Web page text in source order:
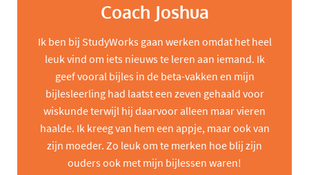
Coach Joshua
Ik ben bij StudyWorks gaan werken omdat het heel
leuk vind om iets nieuws te leren aan iemand. Ik
geef vooral bijles in de beta-vakken en mijn
bijlesleerling had laatst een zeven gehaald voor
wiskunde terwijl hij daarvoor alleen maar vieren
haalde. Ik kreeg van hem een appje, maar ook van
zijn moeder. Zo leuk om te merken hoe blij zijn
ouders ook met mijn bijlessen waren!